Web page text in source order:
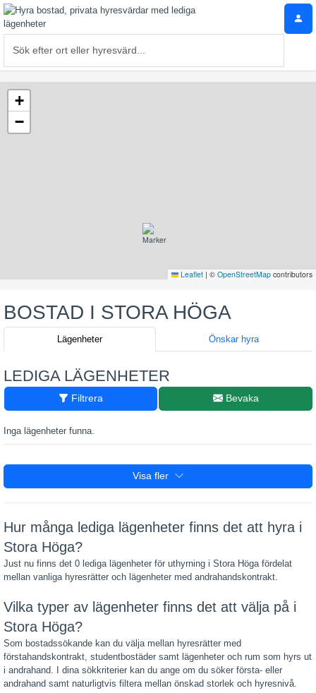
+
−
Leaflet | © OpenStreetMap contributors
BOSTAD I STORA HÖGA
Lägenheter Önskar hyra
LEDIGA LÄGENHETER
Filtrera Bevaka
Inga lägenheter funna.
Visa fler
Hur många lediga lägenheter finns det att hyra i
Stora Höga?
Just nu finns det 0 lediga lägenheter för uthyrning i Stora Höga fördelat
mellan vanliga hyresrätter och lägenheter med andrahandskontrakt.
Vilka typer av lägenheter finns det att välja på i
Stora Höga?
Som bostadssökande kan du välja mellan hyresrätter med
förstahandskontrakt, studentbostäder samt lägenheter och rum som hyrs ut
i andrahand. I dina sökkriterier kan du ange om du söker första- eller
andrahand samt naturligtvis filtera mellan önskad storlek och hyresnivå.